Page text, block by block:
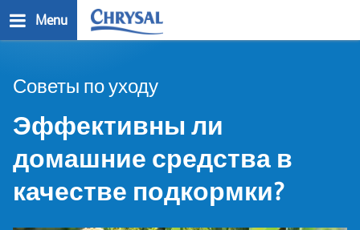
to
Menu
Советы по уходу
Эффективны ли
домашние средства в
качестве подкормки?